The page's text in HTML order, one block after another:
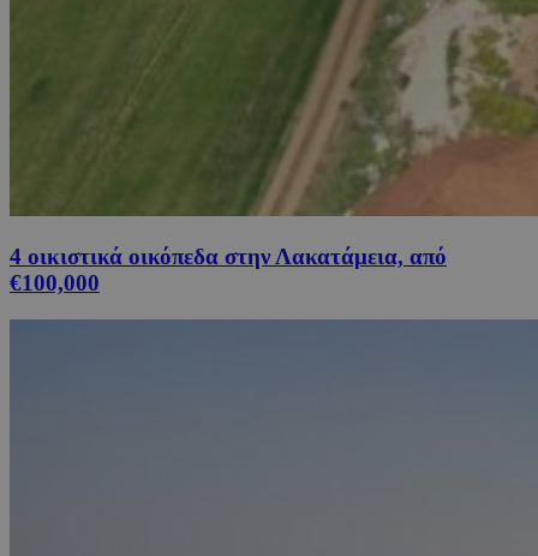
4 οικιστικά οικόπεδα στην Λακατάμεια, από
€100,000